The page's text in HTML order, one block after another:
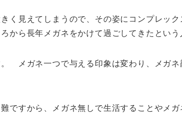
く見えてしまうので、その姿にコンプレッ
ら長年メガネをかけて過ごしてきたという
メガネ一つで与える印象は変わり、メガ
ですから、メガネ無しで生活することやメ